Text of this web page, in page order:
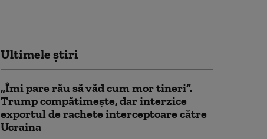
Ultimele știri
„Îmi pare rău să văd cum mor tineri”.
Trump compătimește, dar interzice
exportul de rachete interceptoare către
Ucraina